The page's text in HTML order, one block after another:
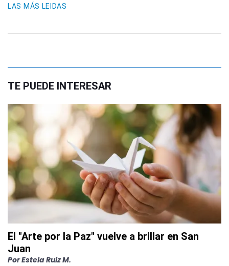
LAS MÁS LEIDAS
TE PUEDE INTERESAR
El "Arte por la Paz" vuelve a brillar en San
Juan
PorEstela Ruiz M.